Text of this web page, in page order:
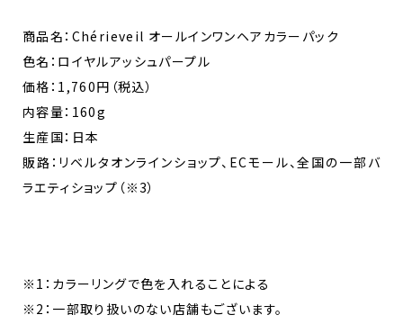
商品名：Chérieveil オールインワンヘアカラーパック
色名：ロイヤルアッシュパープル
価格：1,760円（税込）
内容量：160g
生産国：日本
販路：リベルタオンラインショップ、ECモール、全国の一部バ
ラエティショップ（※3）
※1：カラーリングで色を入れることによる
※2：一部取り扱いのない店舗もございます。